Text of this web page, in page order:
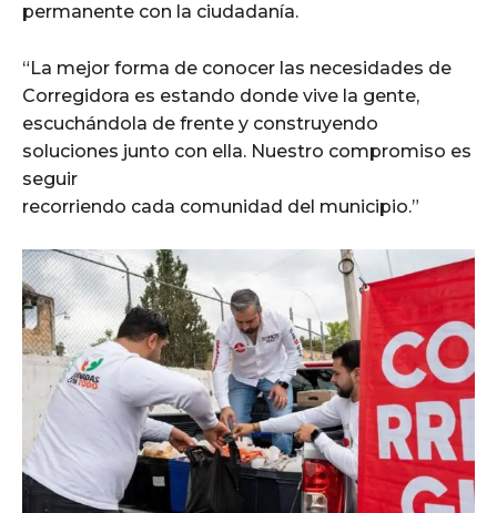
permanente con la ciudadanía.
“La mejor forma de conocer las necesidades de
Corregidora es estando donde vive la gente,
escuchándola de frente y construyendo
soluciones junto con ella. Nuestro compromiso es
seguir
recorriendo cada comunidad del municipio.”